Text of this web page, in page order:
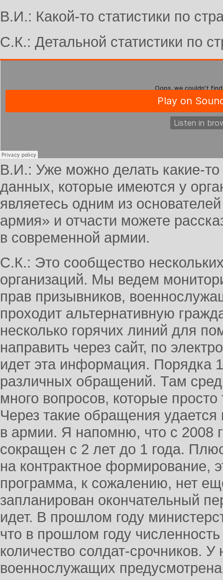
В.И.: Какой-то статистики по
С.К.: Детальной статистики по
В.И.: Уже можно делать какие-
данных, которые имеются у
являетесь одним из
армия» и отчасти можете
в современной армии.
С.К.: Это сообщество
организаций. Мы ведем
прав призывников,
проходит альтернативную
несколько горячих линий для
направить через сайт, по
идет эта информация. Порядка
различных обращений. Там
много вопросов, которые
Через такие обращения удается
в армии. Я напомню, что с 2008
сокращен с 2 лет до 1 года.
на контрактное формирование,
программа, к сожалению, нет
запланирован окончательный
идет. В прошлом году
что в прошлом году
количество солдат-срочников.
военнослужащих